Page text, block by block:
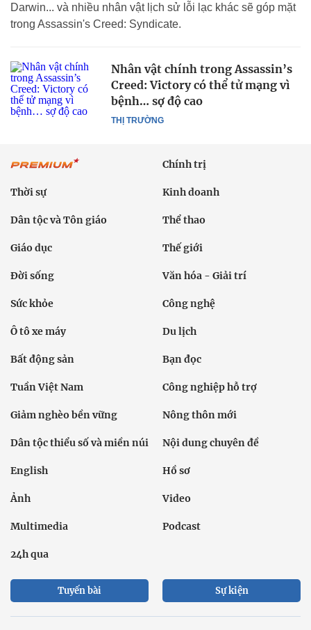
Darwin... và nhiều nhân vật lịch sử lỗi lạc khác sẽ góp mặt
trong Assassin's Creed: Syndicate.
THỊ TRƯỜNG
Nhân vật chính trong Assassin’s
Creed: Victory có thể tử mạng vì
bệnh… sợ độ cao
Chính trị
Thời sự Kinh doanh
Dân tộc và Tôn giáo Thể thao
Giáo dục Thế giới
Đời sống Văn hóa - Giải trí
Sức khỏe Công nghệ
Ô tô xe máy Du lịch
Bất động sản Bạn đọc
Tuần Việt Nam Công nghiệp hỗ trợ
Giảm nghèo bền vững Nông thôn mới
Dân tộc thiểu số và miền núi Nội dung chuyên đề
English Hồ sơ
Ảnh Video
Multimedia Podcast
24h qua
Tuyến bài Sự kiện